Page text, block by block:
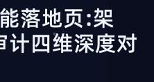
落地页:架
计四维深度对